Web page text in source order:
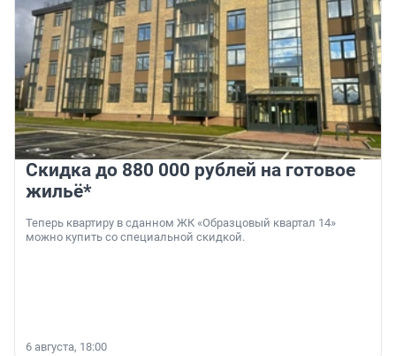
Скидка до 880 000 рублей на готовое
жильё*
Теперь квартиру в сданном ЖК «Образцовый квартал 14»
можно купить со специальной скидкой.
6 августа, 18:00